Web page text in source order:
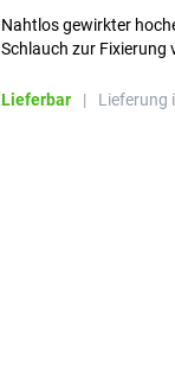
Nahtlos gewirkter
Schlauch zur Fixierung
Lieferbar
| Lieferung